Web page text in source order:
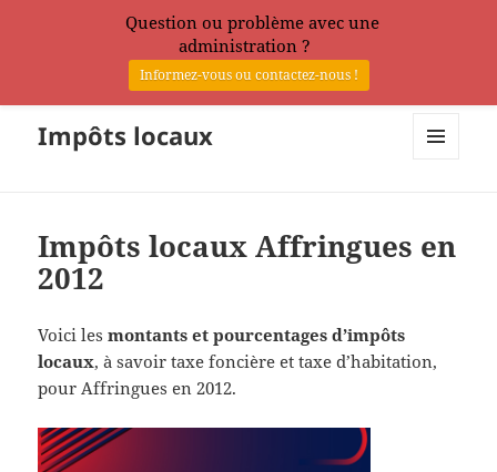
Impôts locaux
Impôts locaux Affringues en
2012
Voici lesmontants et pourcentages d’impôts
locaux, à savoir taxe foncière et taxe d’habitation,
pour Affringues en 2012.
Question ou problème avec une
administration ?
Informez-vous ou contactez-nous !